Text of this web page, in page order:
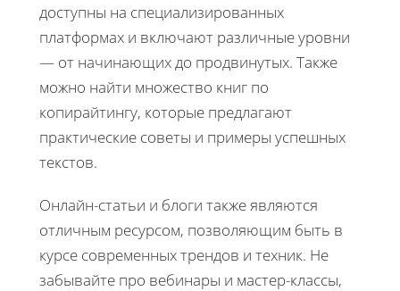
доступны на специализированных
платформах и включают различные уровни
— от начинающих до продвинутых. Также
можно найти множество книг по
копирайтингу, которые предлагают
практические советы и примеры успешных
текстов.
Онлайн-статьи и блоги также являются
отличным ресурсом, позволяющим быть в
курсе современных трендов и техник. Не
забывайте про вебинары и мастер-классы,